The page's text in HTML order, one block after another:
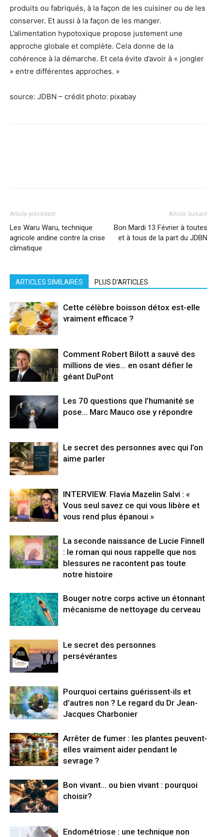
produits ou fabriqués, à la façon de les cuisiner ou de les
conserver. Et aussi à la façon de les manger.
L’alimentation hypotoxique propose justement une
approche globale et complète. Cela donne de la
cohérence à la démarche. Et cela évite d’avoir à « jongler
» entre différentes approches. »
source: JDBN – crédit photo: pixabay
Article précédent
Les Waru Waru, technique
agricole andine contre la crise
climatique
Article Suivant
Bon Mardi 13 Février à toutes
et à tous de la part du JDBN
ARTICLES SIMILAIRES PLUS D'ARTICLES
Cette célèbre boisson détox est-elle
vraiment efficace ?
Comment Robert Bilott a sauvé des
millions de vies… en osant défier le
géant DuPont
Les 70 questions que l’humanité se
pose… Marc Mauco ose y répondre
Le secret des personnes avec qui l’on
aime parler
INTERVIEW. Flavia Mazelin Salvi : «
Vous seul savez ce qui vous libère et
vous rend plus épanoui »
La seconde naissance de Lucie Finnell
: le roman qui nous rappelle que nos
blessures ne racontent pas toute
notre histoire
Bouger notre corps active un étonnant
mécanisme de nettoyage du cerveau
Le secret des personnes
persévérantes
Pourquoi certains guérissent-ils et
d’autres non ? Le regard du Dr Jean-
Jacques Charbonier
Arrêter de fumer : les plantes peuvent-
elles vraiment aider pendant le
sevrage ?
Bon vivant… ou bien vivant : pourquoi
choisir?
Endométriose : une technique non